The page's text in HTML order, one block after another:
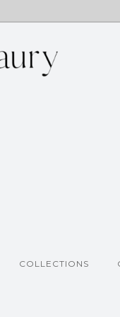
COLLECTIONS